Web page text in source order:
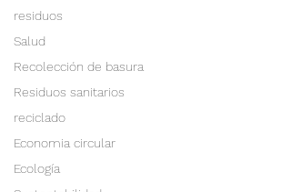
residuos
Salud
Recolección de basura
Residuos sanitarios
reciclado
Economia circular
Ecología
Próximamente nuevas
Explora otras categorías en este
blog o vuelve más tarde.